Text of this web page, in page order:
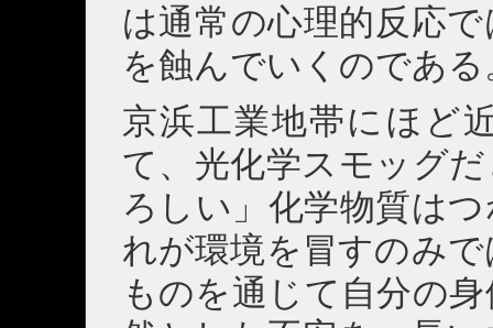
は通常の心理的反応
を蝕んでいくのである
京浜工業地帯にほど
て、光化学スモッグ
ろしい」化学物質は
れが環境を冒すのみ
ものを通じて自分の